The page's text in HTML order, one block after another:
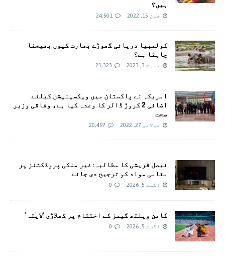
ہیں؟
جون 15, 2022 24,501
کولمبیا دریائی گھوڑے بھارت کیوں بھیجنا
چاہتا ہے؟
مارچ 3, 2023 21,323
امريکہ نے پاکستان میں ویکسینیشن کیلئے
اضافی 2 کروڑ ڈالر کا وعدہ کیا ہے، وفاقی وزیر
صحت
جولائی 27, 2022 20,497
فیصل قریشی کا مطالبہ: غیر ملکی پروڈکشنز پر
مقامی مواد کو ترجیح دی جائے
اگست 5, 2026 0
کامن ویلتھ گیمز کے اختتام پر کھلاڑی ‘لاپتہ’
اگست 5, 2026 0